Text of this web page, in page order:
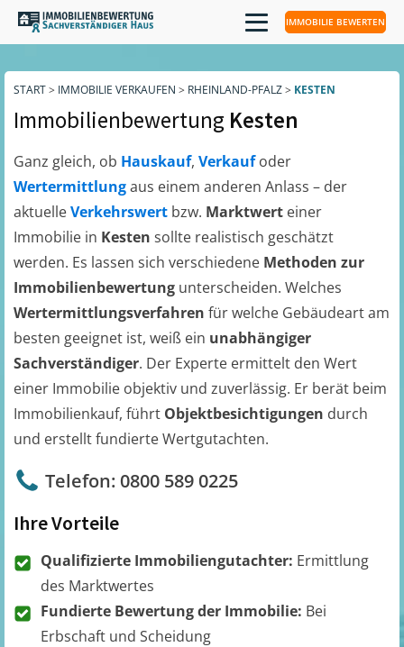
IMMOBILIE BEWERTEN
START> IMMOBILIE VERKAUFEN > RHEINLAND-PFALZ> KESTEN
Immobilienbewertung Kesten
Ganz gleich, ob Hauskauf, Verkaufoder
Wertermittlungaus einem anderen Anlass – der
aktuelleVerkehrswert bzw. Marktwert einer
Immobilie in Kesten sollte realistisch geschätzt
werden. Es lassen sich verschiedene Methoden zur
Immobilienbewertung unterscheiden. Welches
Wertermittlungsverfahren für welche Gebäudeart am
besten geeignet ist, weiß ein unabhängiger
Sachverständiger. Der Experte ermittelt den Wert
einer Immobilie objektiv und zuverlässig. Er berät beim
Immobilienkauf, führt Objektbesichtigungen durch
und erstellt fundierte Wertgutachten.
Telefon: 0800 589 0225
Ihre Vorteile
Qualifizierte Immobiliengutachter: Ermittlung
des Marktwertes
Fundierte Bewertung der Immobilie: Bei
Erbschaft und Scheidung